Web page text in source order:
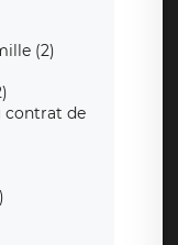
(2)
contrat de